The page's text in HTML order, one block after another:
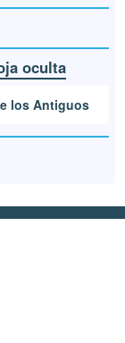
oculta
los Antiguos